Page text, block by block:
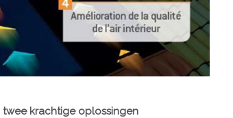
twee krachtige oplossingen